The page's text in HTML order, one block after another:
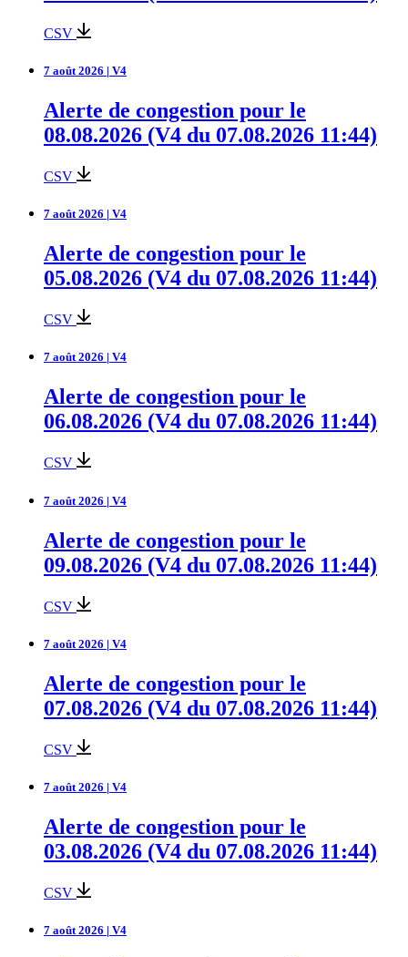
CSV
7 août 2026 | V4
Alerte de congestion pour le
08.08.2026 (V4 du 07.08.2026 11:44)
CSV
7 août 2026 | V4
Alerte de congestion pour le
05.08.2026 (V4 du 07.08.2026 11:44)
CSV
7 août 2026 | V4
Alerte de congestion pour le
06.08.2026 (V4 du 07.08.2026 11:44)
CSV
7 août 2026 | V4
Alerte de congestion pour le
09.08.2026 (V4 du 07.08.2026 11:44)
CSV
7 août 2026 | V4
Alerte de congestion pour le
07.08.2026 (V4 du 07.08.2026 11:44)
CSV
7 août 2026 | V4
Alerte de congestion pour le
03.08.2026 (V4 du 07.08.2026 11:44)
CSV
7 août 2026 | V4